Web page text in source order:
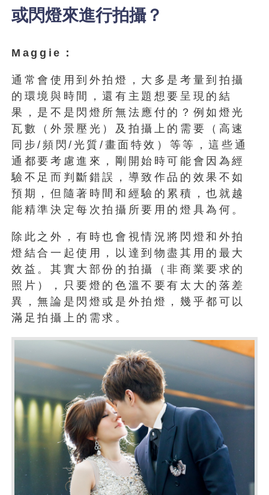
或閃燈來進行拍攝？
Maggie：
通常會使用到外拍燈，大多是考量到拍攝
的環境與時間，還有主題想要呈現的結
果，是不是閃燈所無法應付的？例如燈光
瓦數（外景壓光）及拍攝上的需要（高速
同步/頻閃/光質/畫面特效）等等，這些通
通都要考慮進來，剛開始時可能會因為經
驗不足而判斷錯誤，導致作品的效果不如
預期，但隨著時間和經驗的累積，也就越
能精準決定每次拍攝所要用的燈具為何。
除此之外，有時也會視情況將閃燈和外拍
燈結合一起使用，以達到物盡其用的最大
效益。其實大部份的拍攝（非商業要求的
照片），只要燈的色溫不要有太大的落差
異，無論是閃燈或是外拍燈，幾乎都可以
滿足拍攝上的需求。